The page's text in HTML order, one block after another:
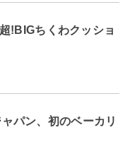
!BIGちくわクッショ
パン、初のベーカリ